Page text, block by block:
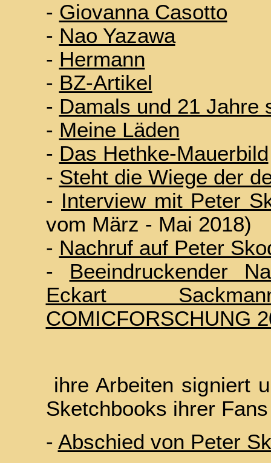
- Giovanna Casotto
- Nao Yazawa
- Hermann
- BZ-Artikel
- Damals und 21 Jahre
- Meine Läden
- Das Hethke-Mauerbild
- Steht die Wiege der
- Interview mit Peter
vom März - Mai 2018)
- Nachruf auf Peter
- Beeindruckender
Eckart
COMICFORSCHUNG
ihre Arbeiten signiert
Sketchbooks ihrer
- Abschied von Peter